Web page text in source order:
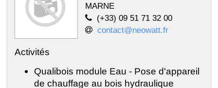
MARNE
(+33) 09 51 71 32 00
contact@neowatt.fr
Activités
Qualibois module Eau - Pose d'appareil
de chauffage au bois hydraulique